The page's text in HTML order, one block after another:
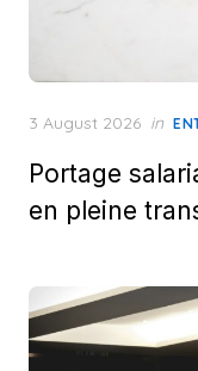
Posted
3 August 2026 in
Portage
en pleine